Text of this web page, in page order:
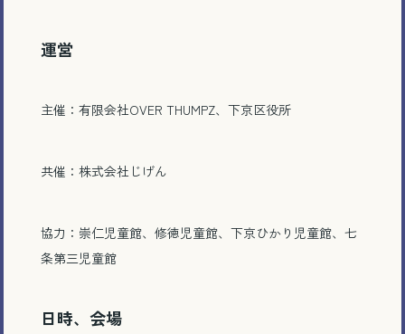
運営
主催：有限会社OVER THUMPZ、下京区役所
共催：株式会社じげん
協力：崇仁児童館、修徳児童館、下京ひかり児童館、七
条第三児童館
日時、会場